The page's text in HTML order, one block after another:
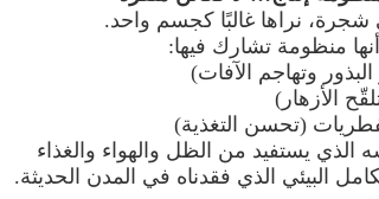
نراها غالبًا كجسم واحد.
منظومة تشارك فيها:
البذور وتهاجم الآفات)
الأزهار)
(تحسن التغذية)
الذي يستفيد من الظل والهواء والغذاء
البيئي الذي فقدناه في المدن الحديثة.